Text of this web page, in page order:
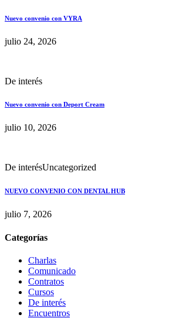
Nuevo convenio con VYRA
julio 24, 2026
De interés
Nuevo convenio con Deport Cream
julio 10, 2026
De interésUncategorized
NUEVO CONVENIO CON DENTAL HUB
julio 7, 2026
Categorías
Charlas
Comunicado
Contratos
Cursos
De interés
Encuentros